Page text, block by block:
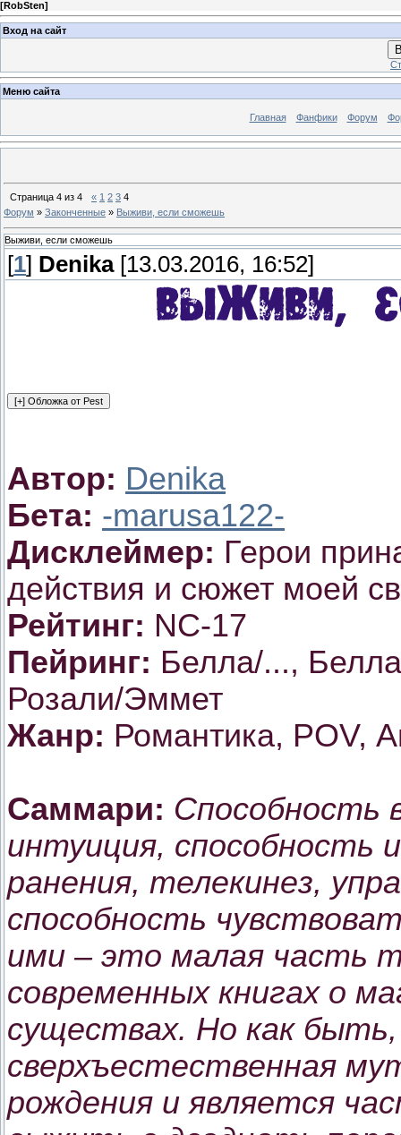
[RobSten]
Вход на сайт
Меню сайта
Главная Фанфики Форум
Страница 4 из 4 « 1 2 3 4
Форум » Законченные » Выживи, если сможешь
Выживи, если сможешь
[1] Denika[13.03.2016, 16:52]
Автор: Denika
Бета: -marusa122-
Дисклеймер: Герои
действия и сюжет моей
Рейтинг: NC-17
Пейринг: Белла/...,
Розали/Эммет
Жанр: Романтика, POV,
Саммари: Способность
интуиция, способность
ранения, телекинез,
способность
ими – это малая часть
современных книгах о
существах. Но как быть,
сверхъестественная
рождения и является